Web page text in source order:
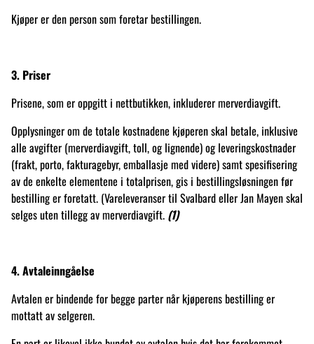
Kjøper er den person som foretar bestillingen.
3. Priser
Prisene, som er oppgitt i nettbutikken, inkluderer merverdiavgift.
Opplysninger om de totale kostnadene kjøperen skal betale, inklusive
alle avgifter (merverdiavgift, toll, og lignende) og leveringskostnader
(frakt, porto, fakturagebyr, emballasje med videre) samt spesifisering
av de enkelte elementene i totalprisen, gis i bestillingsløsningen før
bestilling er foretatt. (Vareleveranser til Svalbard eller Jan Mayen skal
selges uten tillegg av merverdiavgift. (1)
4. Avtaleinngåelse
Avtalen er bindende for begge parter når kjøperens bestilling er
mottatt av selgeren.